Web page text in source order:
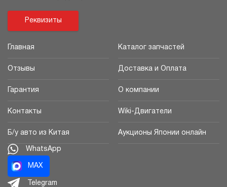
Реквизиты
Главная Каталог запчастей
Отзывы Доставка и Оплата
Гарантия О компании
Контакты Wiki-Двигатели
Б/у авто из Китая Аукционы Японии онлайн
WhatsApp
MAX
Telegram